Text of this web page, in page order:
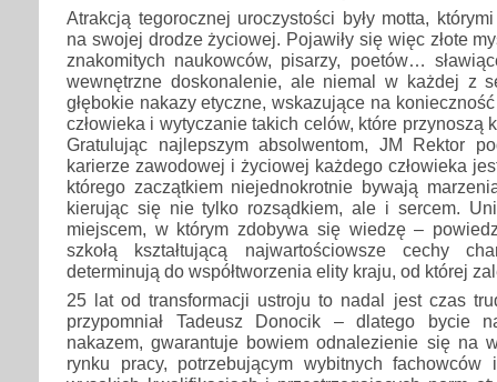
Atrakcją tegorocznej uroczystości były motta,
na swojej drodze życiowej. Pojawiły się więc złote
znakomitych naukowców, pisarzy, poetów…
wewnętrzne doskonalenie, ale niemal w każdej z
głębokie nakazy etyczne, wskazujące na
człowieka i wytyczanie takich celów, które przynoszą
Gratulując najlepszym absolwentom, JM Rektor
karierze zawodowej i życiowej każdego człowieka
którego zaczątkiem niejednokrotnie bywają
kierując się nie tylko rozsądkiem, ale i sercem.
miejscem, w którym zdobywa się wiedzę –
szkołą kształtującą najwartościowsze cechy
determinują do współtworzenia elity kraju, od której
25 lat od transformacji ustroju to nadal jest czas
przypomniał Tadeusz Donocik – dlatego bycie
nakazem, gwarantuje bowiem odnalezienie się na
rynku pracy, potrzebującym wybitnych